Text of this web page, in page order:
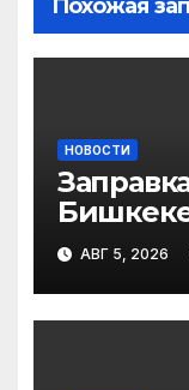
Похожая
НОВОСТИ
для дома
АВГ 5, 2026